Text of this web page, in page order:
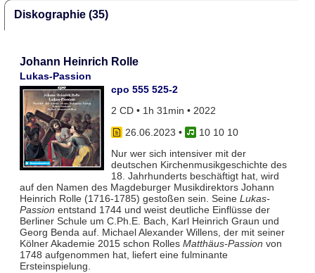
Diskographie (35)
Johann Heinrich Rolle
Lukas-Passion
cpo 555 525-2
2 CD • 1h 31min • 2022
26.06.2023 •
10 10 10
Nur wer sich intensiver mit der
deutschen Kirchenmusikgeschichte des
18. Jahrhunderts beschäftigt hat, wird
auf den Namen des Magdeburger Musikdirektors Johann
Heinrich Rolle (1716-1785) gestoßen sein. Seine Lukas-
Passion entstand 1744 und weist deutliche Einflüsse der
Berliner Schule um C.Ph.E. Bach, Karl Heinrich Graun und
Georg Benda auf. Michael Alexander Willens, der mit seiner
Kölner Akademie 2015 schon Rolles Matthäus-Passion von
1748 aufgenommen hat, liefert eine fulminante
Ersteinspielung.